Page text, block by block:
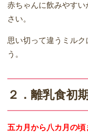
赤ちゃんに飲みやす
さい。
思い切って違うミル
う。
２．離乳食初期
五カ月から八カ月の頃